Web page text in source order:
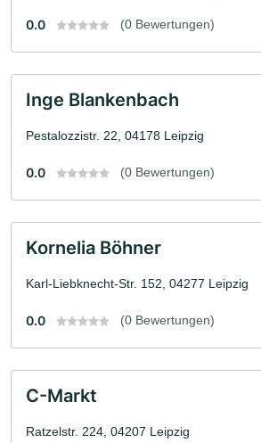
0.0 (0 Bewertungen)
Inge Blankenbach
Pestalozzistr. 22, 04178 Leipzig
0.0 (0 Bewertungen)
Kornelia Böhner
Karl-Liebknecht-Str. 152, 04277 Leipzig
0.0 (0 Bewertungen)
C-Markt
Ratzelstr. 224, 04207 Leipzig